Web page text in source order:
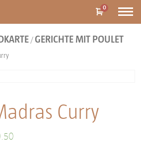
0
/ GERICHTE MIT POULET
Curry